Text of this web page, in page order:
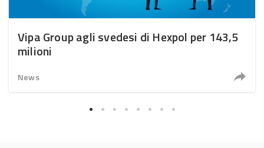
Vipa Group agli svedesi di Hexpol per 143,5
milioni
News